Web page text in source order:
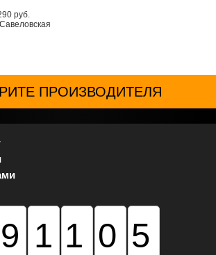
руб.
ПРОИЗВОДИТЕЛЯ